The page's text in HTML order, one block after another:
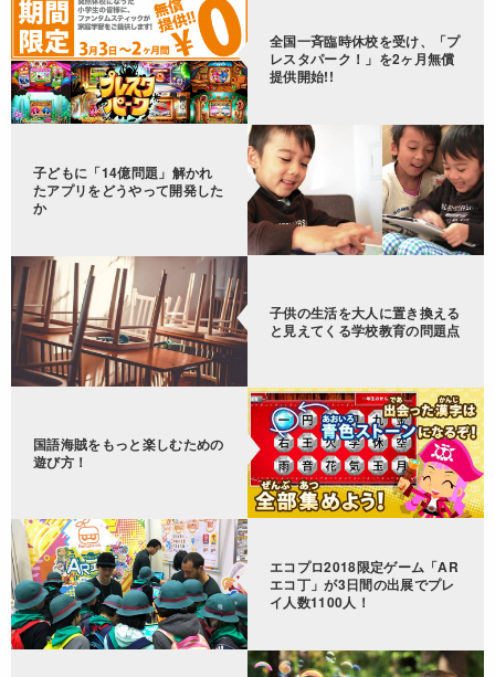
全国一斉臨時休校を受け、「プ
レスタパーク！」を2ヶ月無償
提供開始!!
子どもに「14億問題」解かれ
たアプリをどうやって開発した
か
子供の生活を大人に置き換える
と見えてくる学校教育の問題点
国語海賊をもっと楽しむための
遊び方！
エコプロ2018限定ゲーム「AR
エコ丁」が3日間の出展でプレ
イ人数1100人！